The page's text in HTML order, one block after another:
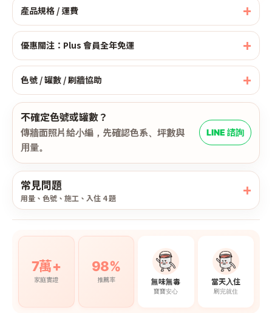
產品規格 / 運費
優惠關注：Plus 會員全年免運
色號 / 罐數 / 刷牆協助
不確定色號或罐數？
傳牆面照片給小編，先確認色系、坪數與
用量。
LINE 諮詢
常見問題
用量、色號、施工、入住 4 題
7萬+
家庭實證
98%
推薦率 無味無毒
寶寶安心
當天入住
刷完就住